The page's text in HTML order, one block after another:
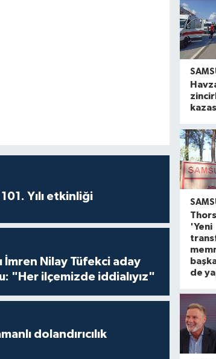
Yılı etkinliği
İmren Nilay Tüfekci aday
"Her ilçemizde iddialıyız"
dolandırıcılık
'Yeni
de